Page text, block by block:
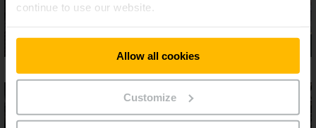
continue to use our website.
Allow all cookies
Customize